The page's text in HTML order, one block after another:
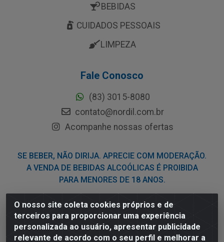
O nosso site coleta cookies próprios e de
terceiros para proporcionar uma experiência
personalizada ao usuário, apresentar publicidade
relevante de acordo com o seu perfil e melhorar a
BEBIDAS
CUIDADOS PESSOAIS
LIMPEZA
Fale Conosco
(83) 3015-8080
contato@nordil.com.br
Acompanhe nossas ofertas
SE BEBER, NÃO DIRIJA. APRECIE COM MODERAÇÃO.
A VENDA DE BEBIDAS ALCOÓLICAS É PROIBIDA
PARA MENORES DE 18 ANOS.
Nordil Distribuidora - Avenida Liberdade, 2738, Bloco F -
Sesi - Bayeux/PB - CEP 58.111-400 - CNPJ
03.775.813/0001-41